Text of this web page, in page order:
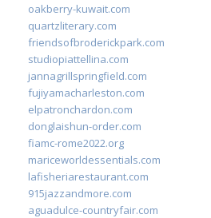
oakberry-kuwait.com
quartzliterary.com
friendsofbroderickpark.com
studiopiattellina.com
jannagrillspringfield.com
fujiyamacharleston.com
elpatronchardon.com
donglaishun-order.com
fiamc-rome2022.org
mariceworldessentials.com
lafisheriarestaurant.com
915jazzandmore.com
aguadulce-countryfair.com